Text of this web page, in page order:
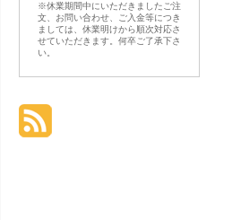
※休業期間中にいただきましたご注
文、お問い合わせ、ご入金等につき
ましては、休業明けから順次対応さ
せていただきます。何卒ご了承下さ
い。